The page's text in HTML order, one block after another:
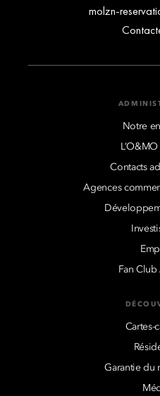
molzn-
Notre
Contacts
Agences
Fan
Cartes-
Garantie du